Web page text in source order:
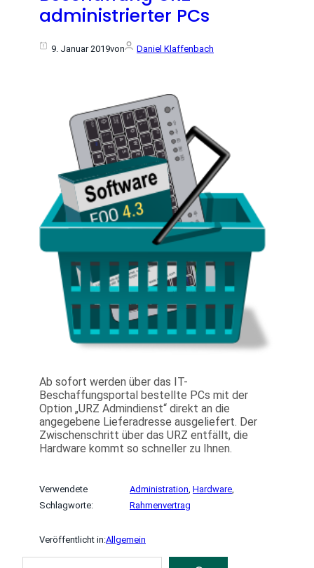
administrierter PCs
9. Januar 2019von Daniel Klaffenbach
Ab sofort werden über das IT-
Beschaffungsportal bestellte PCs mit der
Option „URZ Admindienst“ direkt an die
angegebene Lieferadresse ausgeliefert. Der
Zwischenschritt über das URZ entfällt, die
Hardware kommt so schneller zu Ihnen.
Verwendete
Schlagworte:
Administration, Hardware
Rahmenvertrag
Veröffentlicht in:Allgemein